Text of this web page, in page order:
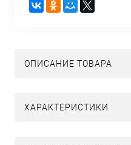
ОПИСАНИЕ ТОВАРА
ХАРАКТЕРИСТИКИ